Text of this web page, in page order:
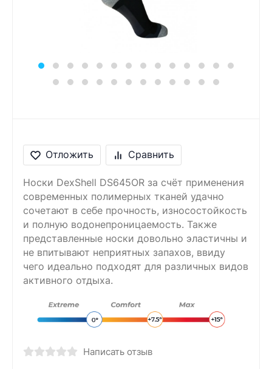
Отложить Сравнить
Носки DexShell DS645OR за счёт применения
современных полимерных тканей удачно
сочетают в себе прочность, износостойкость
и полную водонепроницаемость. Также
представленные носки довольно эластичны и
не впитывают неприятных запахов, ввиду
чего идеально подходят для различных видов
активного отдыха.
Написать отзыв
Введите правильный